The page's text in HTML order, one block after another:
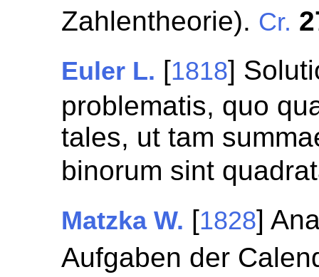
Zahlentheorie). Cr.
Euler L. [1818]
problematis, quo
tales, ut tam
binorum sint
Matzka W. [1828]
Aufgaben der